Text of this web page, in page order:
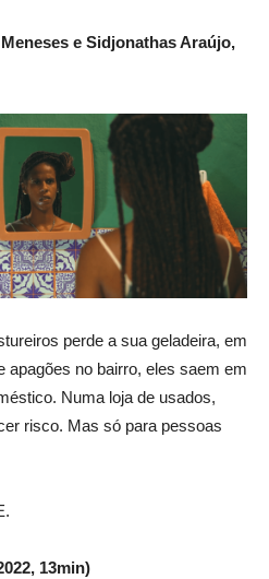
e Sidjonathas Araújo,
perde a sua geladeira, em
apagões no bairro, eles saem em
Numa loja de usados,
risco. Mas só para pessoas
13min)